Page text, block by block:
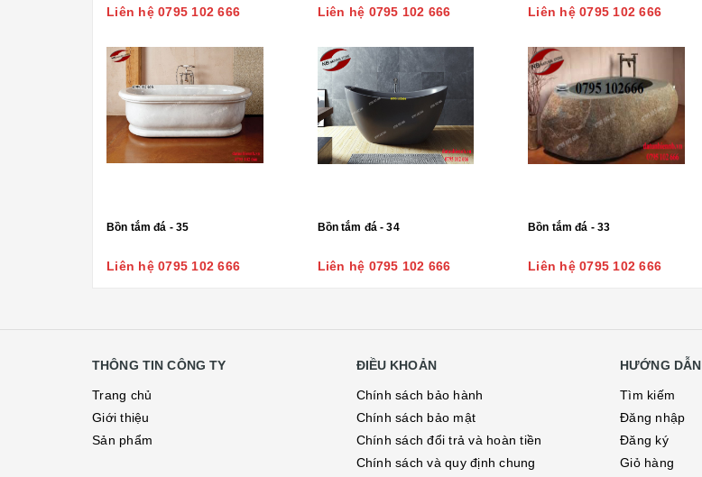
Liên hệ 0795 102 666 Liên hệ 0795 102 666 Liên hệ 0795 102 666
Bồn tắm đá - 35
Liên hệ 0795 102 666
Bồn tắm đá - 34
Liên hệ 0795 102 666
Bồn tắm đá - 33
Liên hệ 0795 102 666
THÔNG TIN CÔNG TY
Trang chủ
Giới thiệu
Sản phẩm
ĐIỀU KHOẢN
Chính sách bảo hành
Chính sách bảo mật
Chính sách đổi trả và hoàn tiền
Chính sách và quy định chung
HƯỚNG DẪN
Tìm kiếm
Đăng nhập
Đăng ký
Giỏ hàng